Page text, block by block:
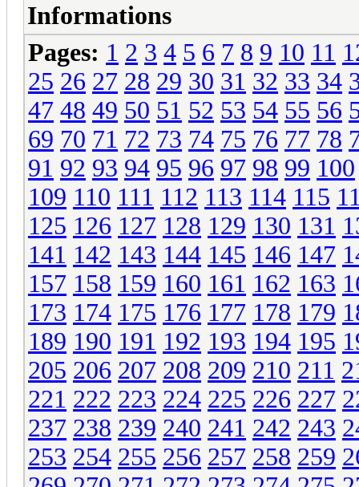
Informations
Pages: 1 2 3 4 5 6 7 8 9 10 11
25 26 27 28 29 30 31 32 33 34
47 48 49 50 51 52 53 54 55 56
69 70 71 72 73 74 75 76 77 78
91 92 93 94 95 96 97 98 99 100
109 110 111 112 113 114 115
125 126 127 128 129 130 131
141 142 143 144 145 146 147
157 158 159 160 161 162 163
173 174 175 176 177 178 179
189 190 191 192 193 194 195
205 206 207 208 209 210 211
221 222 223 224 225 226 227
237 238 239 240 241 242 243
253 254 255 256 257 258 259